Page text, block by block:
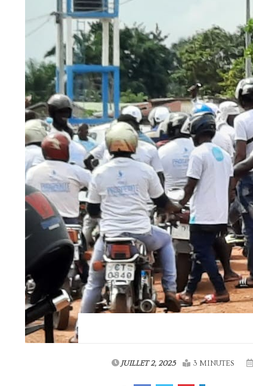
JUILLET 2, 2025 3 MINUTES